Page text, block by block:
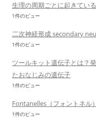
生理の周期ごとに起きてい
1件のビュー
二次神経形成 secondary
1件のビュー
ツールキット遺伝子とは？
たおなじみの遺伝子
1件のビュー
Fontanelles（フォントネル
1件のビュー